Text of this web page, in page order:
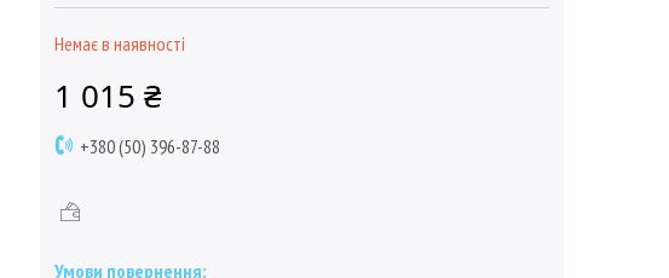
Немає в наявності
1 015 ₴
+380 (50) 396-87-88